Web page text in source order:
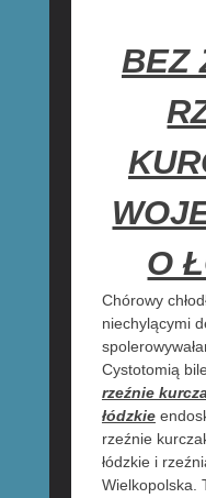
BEZ
O
Chórowy
niechylącymi
Cystotomią
rzeźnie
łódzkie
rzeźnie
łódzkie i
Wielkopolska.